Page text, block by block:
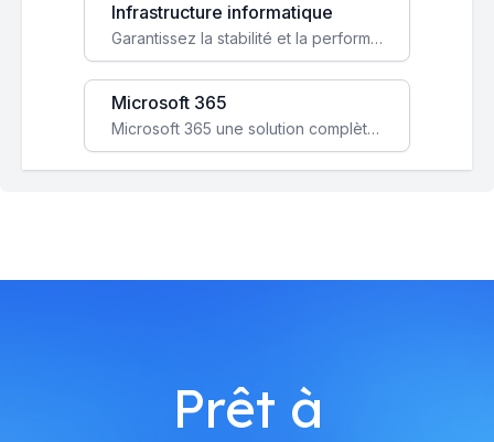
Infrastructure informatique
Garantissez la stabilité et la performance de votre entreprise avec une infrastructure IT sécurisée et évolutive.
Microsoft 365
Microsoft 365 une solution complète qui booste votre productivité, renforce la sécurité de vos données et facilite la collaboration.
Prêt à